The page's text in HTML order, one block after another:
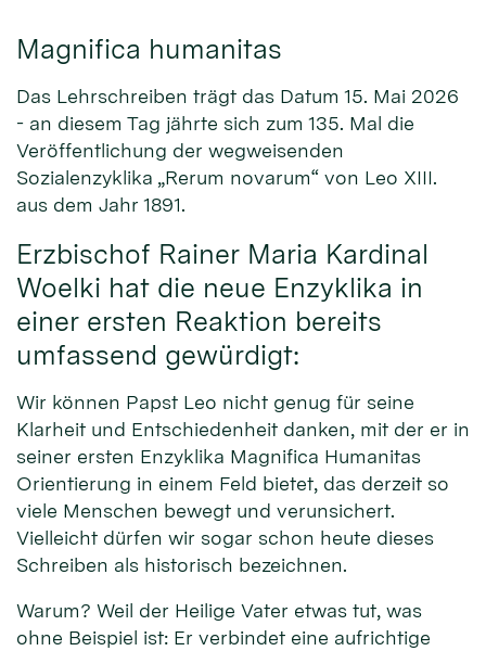
Magnifica humanitas
Das Lehrschreiben trägt das Datum 15. Mai 2026
- an diesem Tag jährte sich zum 135. Mal die
Veröffentlichung der wegweisenden
Sozialenzyklika „Rerum novarum“ von Leo XIII.
aus dem Jahr 1891.
Erzbischof Rainer Maria Kardinal
Woelki hat die neue Enzyklika in
einer ersten Reaktion bereits
umfassend gewürdigt:
Wir können Papst Leo nicht genug für seine
Klarheit und Entschiedenheit danken, mit der er in
seiner ersten Enzyklika Magnifica Humanitas
Orientierung in einem Feld bietet, das derzeit so
viele Menschen bewegt und verunsichert.
Vielleicht dürfen wir sogar schon heute dieses
Schreiben als historisch bezeichnen.
Warum? Weil der Heilige Vater etwas tut, was
ohne Beispiel ist: Er verbindet eine aufrichtige